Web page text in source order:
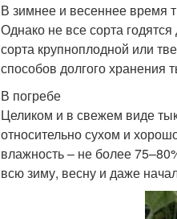
В зимнее и весеннее время
Однако не все сорта
сорта крупноплодной или
способов долгого хранения
В погребе
Целиком и в свежем виде
относительно сухом и
влажность – не более
всю зиму, весну и даже